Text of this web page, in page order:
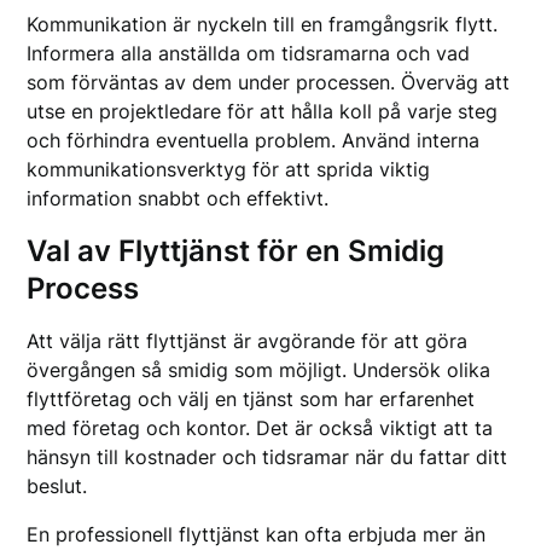
Kommunikation är nyckeln till en framgångsrik flytt.
Informera alla anställda om tidsramarna och vad
som förväntas av dem under processen. Överväg att
utse en projektledare för att hålla koll på varje steg
och förhindra eventuella problem. Använd interna
kommunikationsverktyg för att sprida viktig
information snabbt och effektivt.
Val av Flyttjänst för en Smidig
Process
Att välja rätt flyttjänst är avgörande för att göra
övergången så smidig som möjligt. Undersök olika
flyttföretag och välj en tjänst som har erfarenhet
med företag och kontor. Det är också viktigt att ta
hänsyn till kostnader och tidsramar när du fattar ditt
beslut.
En professionell flyttjänst kan ofta erbjuda mer än